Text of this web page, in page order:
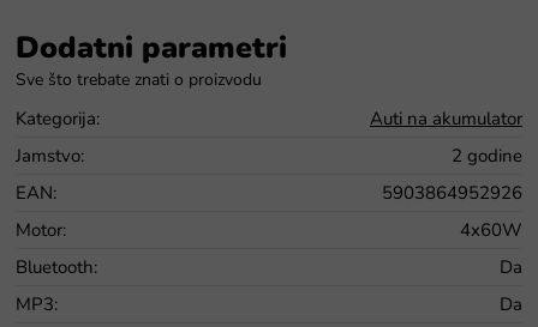
Dodatni parametri
Kategorija:
Auti na akumulator
Jamstvo:
2 godine
EAN:
5903864952926
Motor:
4x60W
Bluetooth:
Da
MP3:
Da